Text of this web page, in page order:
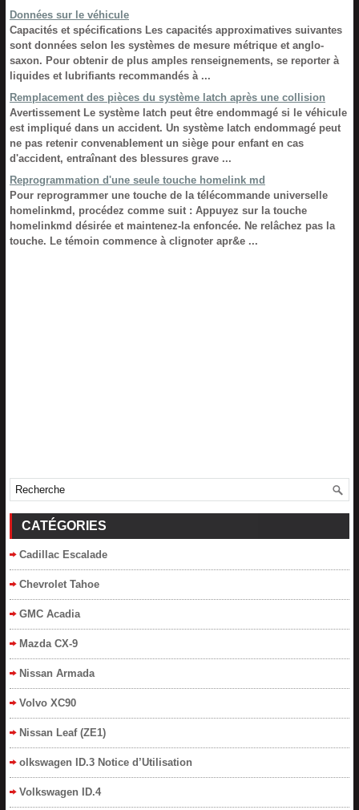
Données sur le véhicule
Capacités et spécifications Les capacités approximatives suivantes
sont données selon les systèmes de mesure métrique et anglo-
saxon. Pour obtenir de plus amples renseignements, se reporter à
liquides et lubrifiants recommandés à ...
Remplacement des pièces du système latch après une collision
Avertissement Le système latch peut être endommagé si le véhicule
est impliqué dans un accident. Un système latch endommagé peut
ne pas retenir convenablement un siège pour enfant en cas
d'accident, entraînant des blessures grave ...
Reprogrammation d'une seule touche homelink md
Pour reprogrammer une touche de la télécommande universelle
homelinkmd, procédez comme suit : Appuyez sur la touche
homelinkmd désirée et maintenez-la enfoncée. Ne relâchez pas la
touche. Le témoin commence à clignoter apr&e ...
CATÉGORIES
Cadillac Escalade
Chevrolet Tahoe
GMC Acadia
Mazda CX-9
Nissan Armada
Volvo XC90
Nissan Leaf (ZE1)
olkswagen ID.3 Notice d’Utilisation
Volkswagen ID.4